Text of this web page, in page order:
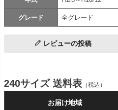
グレード 全グレード
レビューの投稿
240サイズ 送料表 （税込）
お届け地域